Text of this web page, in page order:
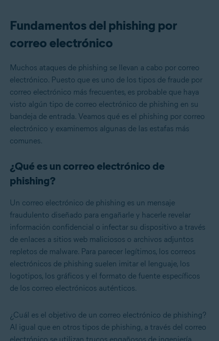
Fundamentos del phishing por
correo electrónico
Muchos ataques de phishing se llevan a cabo por correo
electrónico. Puesto que es uno de los tipos de fraude por
correo electrónico más frecuentes, es probable que haya
visto algún tipo de correo electrónico de phishing en su
bandeja de entrada. Veamos qué es el phishing por correo
electrónico y examinemos algunas de las estafas más
comunes.
¿Qué es un correo electrónico de
phishing?
Un correo electrónico de phishing es un mensaje
fraudulento diseñado para engañarle y hacerle revelar
información confidencial o infectar su dispositivo a través
de enlaces a sitios web maliciosos o archivos adjuntos
repletos de malware. Para parecer legítimos, los correos
electrónicos de phishing suelen imitar el lenguaje, los
logotipos, los gráficos y el formato de fuente específicos
de los correo electrónicos auténticos.
¿Cuál es el objetivo de un correo electrónico de phishing?
Al igual que en otros tipos de phishing, a través del correo